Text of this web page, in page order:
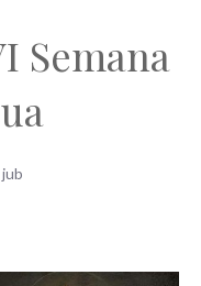
Semana
jub